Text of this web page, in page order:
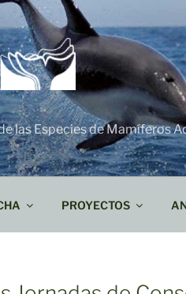
las Especies de Mamíferos
PROYECTOS